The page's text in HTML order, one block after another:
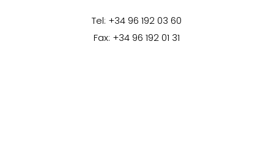
Tel: +34 96 192 03 60
Fax: +34 96 192 01 31